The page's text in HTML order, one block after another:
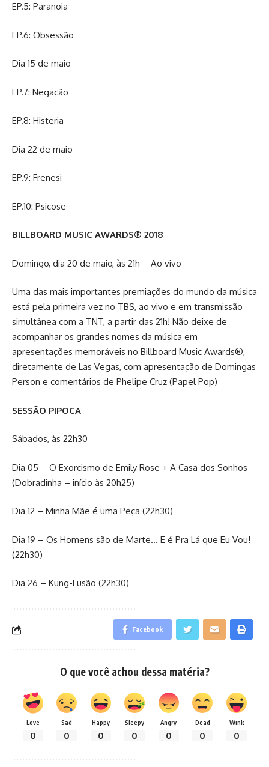
EP.5: Paranoia
EP.6: Obsessão
Dia 15 de maio
EP.7: Negação
EP.8: Histeria
Dia 22 de maio
EP.9: Frenesi
EP.10: Psicose
BILLBOARD MUSIC AWARDS® 2018
Domingo, dia 20 de maio, às 21h – Ao vivo
Uma das mais importantes premiações do mundo da música
está pela primeira vez no TBS, ao vivo e em transmissão
simultânea com a TNT, a partir das 21h! Não deixe de
acompanhar os grandes nomes da música em
apresentações memoráveis no Billboard Music Awards®,
diretamente de Las Vegas, com apresentação de Domingas
Person e comentários de Phelipe Cruz (Papel Pop)
SESSÃO PIPOCA
Sábados, às 22h30
Dia 05 – O Exorcismo de Emily Rose + A Casa dos Sonhos
(Dobradinha – início às 20h25)
Dia 12 – Minha Mãe é uma Peça (22h30)
Dia 19 – Os Homens são de Marte… E é Pra Lá que Eu Vou!
(22h30)
Dia 26 – Kung-Fusão (22h30)
Facebook
O que você achou dessa matéria?
Love
0
Sad
0
Happy
0
Sleepy
0
Angry
0
Dead
0
Wink
0